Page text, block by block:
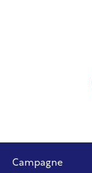
Campagne